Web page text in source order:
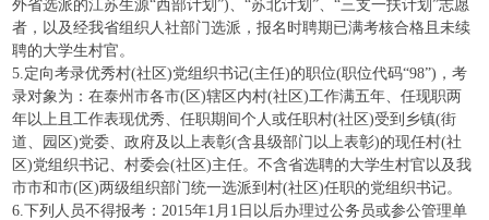
外省选派的江苏生源“西部计划”)、“苏北计划”、“三支一扶计划”志愿
者，以及经我省组织人社部门选派，报名时聘期已满考核合格且未续
聘的大学生村官。
5.定向考录优秀村(社区)党组织书记(主任)的职位(职位代码“98”)，考
录对象为：在泰州市各市(区)辖区内村(社区)工作满五年、任现职两
年以上且工作表现优秀、任职期间个人或任职村(社区)受到乡镇(街
道、园区)党委、政府及以上表彰(含县级部门以上表彰)的现任村(社
区)党组织书记、村委会(社区)主任。不含省选聘的大学生村官以及我
市市和市(区)两级组织部门统一选派到村(社区)任职的党组织书记。
6.下列人员不得报考：2015年1月1日以后办理过公务员或参公管理单